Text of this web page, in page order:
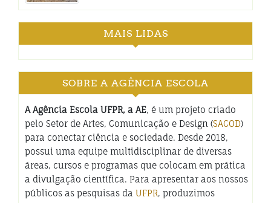
MAIS LIDAS
SOBRE A AGÊNCIA ESCOLA
A Agência Escola UFPR, a AE, é um projeto criado
pelo Setor de Artes, Comunicação e Design (SACOD)
para conectar ciência e sociedade. Desde 2018,
possui uma equipe multidisciplinar de diversas
áreas, cursos e programas que colocam em prática
a divulgação científica. Para apresentar aos nossos
públicos as pesquisas da UFPR, produzimos